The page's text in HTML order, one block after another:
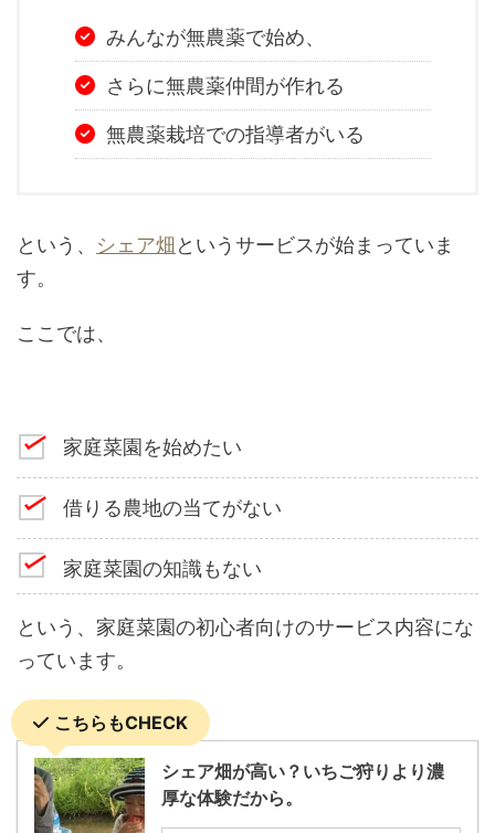
みんなが無農薬で始め、
さらに無農薬仲間が作れる
無農薬栽培での指導者がいる
という、 シェア畑というサービスが始まっていま
す。
ここでは、
家庭菜園を始めたい
借りる農地の当てがない
家庭菜園の知識もない
という、家庭菜園の初心者向けのサービス内容にな
っています。
こちらもCHECK
シェア畑が高い？いちご狩りより濃
厚な体験だから。